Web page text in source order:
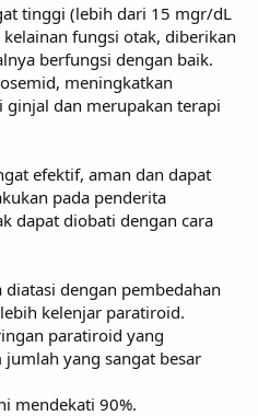
tinggi (lebih dari 15 mgr/dL
fungsi otak, diberikan
berfungsi dengan baik.
meningkatkan
dan merupakan terapi
efektif, aman dan dapat
pada penderita
dapat diobati dengan cara
dengan pembedahan
kelenjar paratiroid.
paratiroid yang
yang sangat besar
mendekati 90%.